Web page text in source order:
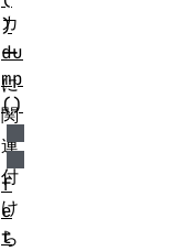
カ
ー
に
関
連
付
け
ら
)
du
mp
()
f
e
t